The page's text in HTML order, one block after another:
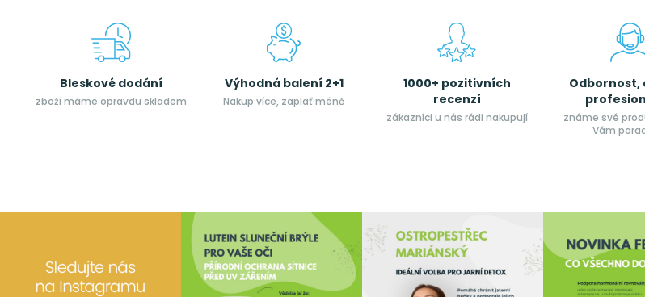
Bleskové dodání
zboží máme opravdu skladem
Výhodná balení 2+1
Nakup více, zaplať méně
1000+ pozitivních
recenzí
zákazníci u nás rádi nakupují
Odbornost,
známe své
Vám